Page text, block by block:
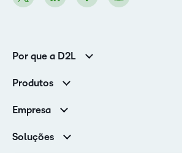
Por que a D2L
Clientes de associações
Produtos
Serviços e suporte
Nuvem Brightspace
Empresa
Contato e unidades
Soluções